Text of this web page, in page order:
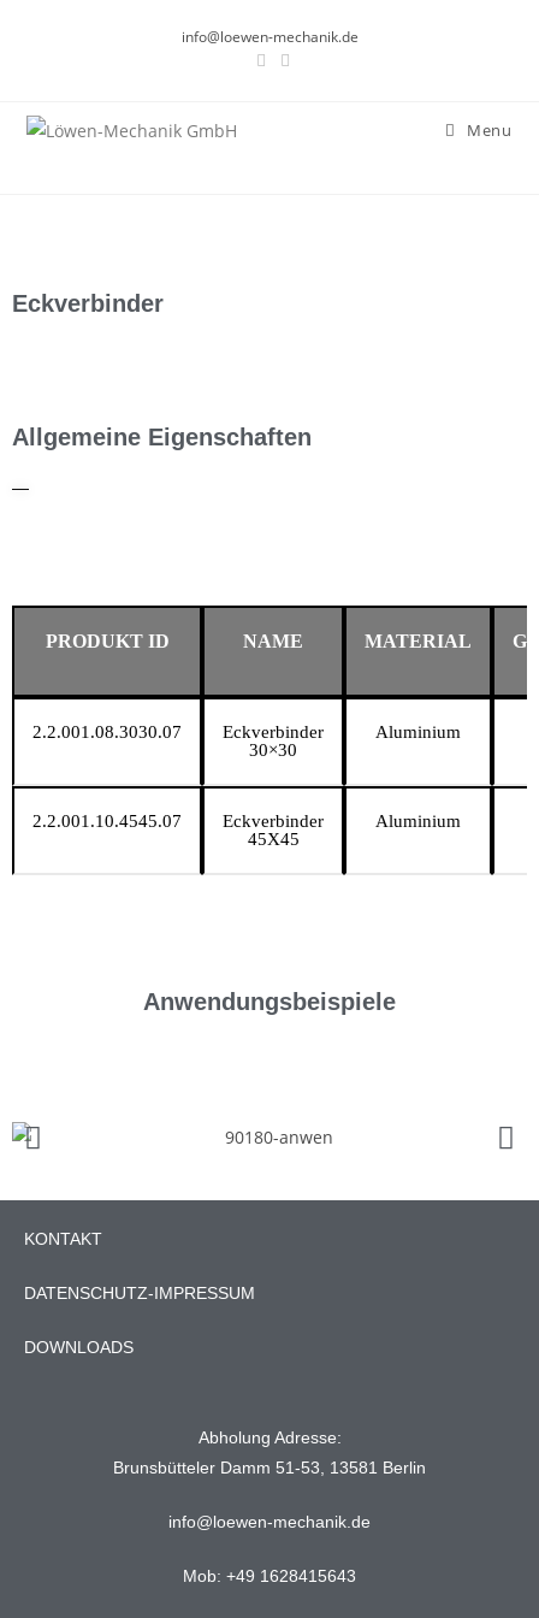
info@loewen-mechanik.de
Menu
Eckverbinder
Allgemeine Eigenschaften
—
PRODUKT ID NAME MATERIAL
2.2.001.08.3030.07
Eckverbinder
30×30
Aluminium
2.2.001.10.4545.07
Eckverbinder
45X45
Aluminium
Anwendungsbeispiele
KONTAKT
DATENSCHUTZ-IMPRESSUM
DOWNLOADS
Abholung Adresse:
Brunsbütteler Damm 51-53, 13581 Berlin
info@loewen-mechanik.de
Mob: +49 1628415643